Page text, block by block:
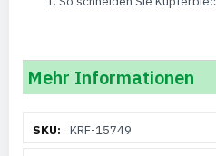
Mehr Informationen
InformationenKRF-15749